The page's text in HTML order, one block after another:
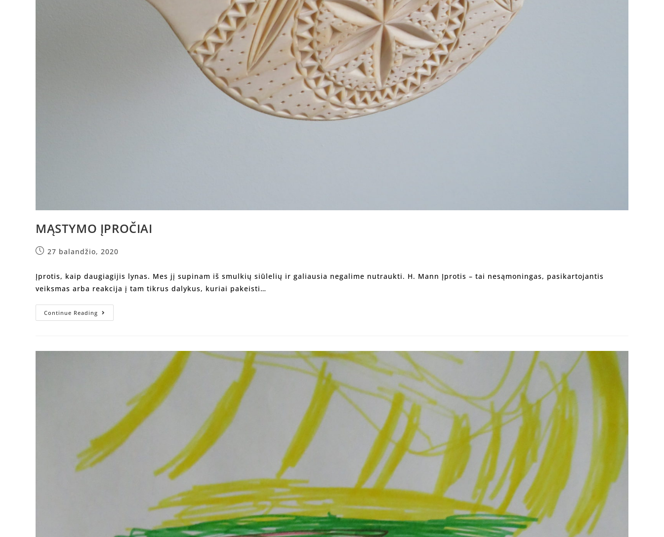
MĄSTYMO ĮPROČIAI
27 balandžio, 2020
Įprotis, kaip daugiagijis lynas. Mes jį supinam iš smulkių siūlelių ir galiausia negalime nutraukti. H. Mann Įprotis – tai nesąmoningas, pasikartojantis
veiksmas arba reakcija į tam tikrus dalykus, kuriai pakeisti…
Continue Reading